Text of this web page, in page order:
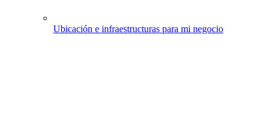
Ubicación e infraestructuras para mi negocio